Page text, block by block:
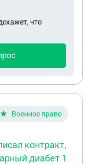
что
Военное право
контракт,
диабет 1